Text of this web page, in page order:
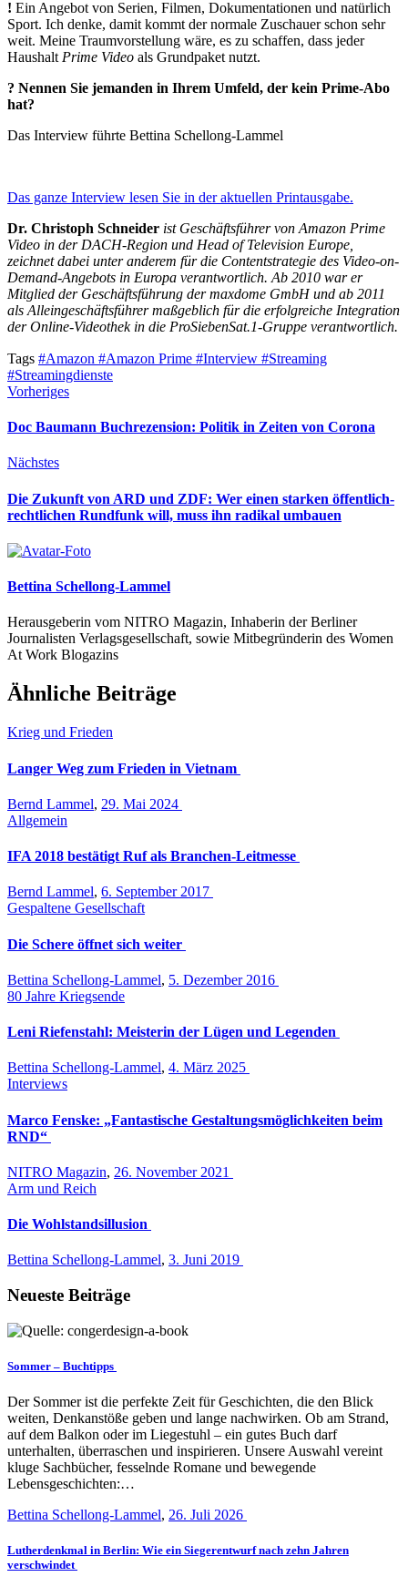
! Ein Angebot von Serien, Filmen, Dokumentationen und natürlich
Sport. Ich denke, damit kommt der normale Zuschauer schon sehr
weit. Meine Traumvorstellung wäre, es zu schaffen, dass jeder
Haushalt Prime Video als Grundpaket nutzt.
? Nennen Sie jemanden in Ihrem Umfeld, der kein Prime-Abo
hat?
Das Interview führte Bettina Schellong-Lammel
Das ganze Interview lesen Sie in der aktuellen Printausgabe.
Dr. Christoph Schneider ist Geschäftsführer von Amazon Prime
Video in der DACH-Region und Head of Television Europe,
zeichnet dabei unter anderem für die Contentstrategie des Video-on-
Demand-Angebots in Europa verantwortlich. Ab 2010 war er
Mitglied der Geschäftsführung der maxdome GmbH und ab 2011
als Alleingeschäftsführer maßgeblich für die erfolgreiche Integration
der Online-Videothek in die ProSiebenSat.1-Gruppe verantwortlich.
Tags #Amazon #Amazon Prime #Interview #Streaming
#Streamingdienste
Vorheriges
Doc Baumann Buchrezension: Politik in Zeiten von Corona
Nächstes
Die Zukunft von ARD und ZDF: Wer einen starken öffentlich-
rechtlichen Rundfunk will, muss ihn radikal umbauen
Bettina Schellong-Lammel
Herausgeberin vom NITRO Magazin, Inhaberin der Berliner
Journalisten Verlagsgesellschaft, sowie Mitbegründerin des Women
At Work Blogazins
Ähnliche Beiträge
Krieg und Frieden
Langer Weg zum Frieden in Vietnam
Bernd Lammel, 29. Mai 2024
Allgemein
IFA 2018 bestätigt Ruf als Branchen-Leitmesse
Bernd Lammel, 6. September 2017
Gespaltene Gesellschaft
Die Schere öffnet sich weiter
Bettina Schellong-Lammel, 5. Dezember 2016
80 Jahre Kriegsende
Leni Riefenstahl: Meisterin der Lügen und Legenden
Bettina Schellong-Lammel, 4. März 2025
Interviews
Marco Fenske: „Fantastische Gestaltungsmöglichkeiten beim
RND“
NITRO Magazin, 26. November 2021
Arm und Reich
Die Wohlstandsillusion
Bettina Schellong-Lammel, 3. Juni 2019
Neueste Beiträge
Sommer – Buchtipps
Der Sommer ist die perfekte Zeit für Geschichten, die den Blick
weiten, Denkanstöße geben und lange nachwirken. Ob am Strand,
auf dem Balkon oder im Liegestuhl – ein gutes Buch darf
unterhalten, überraschen und inspirieren. Unsere Auswahl vereint
kluge Sachbücher, fesselnde Romane und bewegende
Lebensgeschichten:…
Bettina Schellong-Lammel, 26. Juli 2026
Lutherdenkmal in Berlin: Wie ein Siegerentwurf nach zehn Jahren
verschwindet